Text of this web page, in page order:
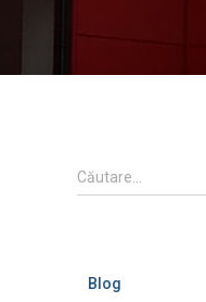
C
a
Căutare…
Blog